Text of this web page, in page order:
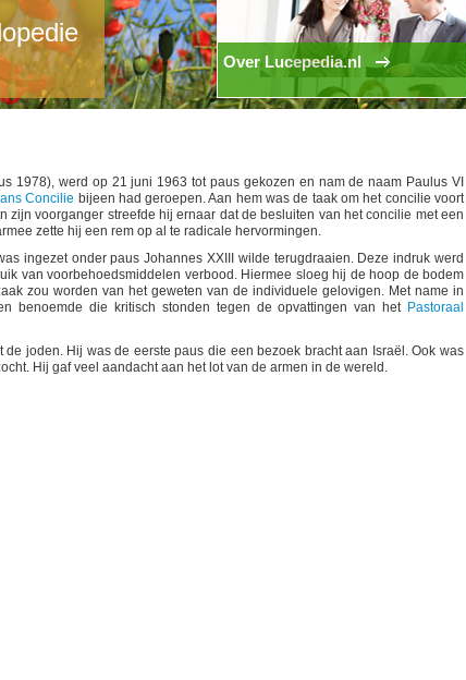
Over Lucepedia.nl
1978), werd op 21 juni 1963 tot paus gekozen en nam de naam Paulus VI
Concilie bijeen had geroepen. Aan hem was de taak om het concilie voort
zijn voorganger streefde hij ernaar dat de besluiten van het concilie met een
zette hij een rem op al te radicale hervormingen.
ingezet onder paus Johannes XXIII wilde terugdraaien. Deze indruk werd
van voorbehoedsmiddelen verbood. Hiermee sloeg hij de hoop de bodem
zou worden van het geweten van de individuele gelovigen. Met name in
benoemde die kritisch stonden tegen de opvattingen van het Pastoraal
joden. Hij was de eerste paus die een bezoek bracht aan Israël. Ook was
Hij gaf veel aandacht aan het lot van de armen in de wereld.